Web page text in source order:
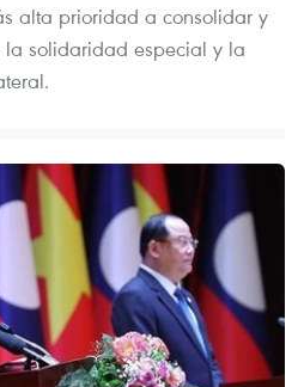
alta prioridad a consolidar y
solidaridad especial y la